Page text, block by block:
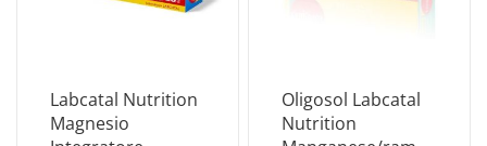
Labcatal Nutrition
Magnesio
Oligosol Labcatal
Nutrition